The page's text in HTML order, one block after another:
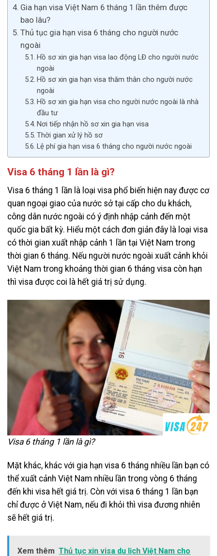
Gia hạn visa Việt Nam 6 tháng 1 lần thêm được
bao lâu?
Thủ tục gia hạn visa 6 tháng cho người nước
ngoài
Hồ sơ xin gia hạn visa lao động LĐ cho người nước
ngoài
Hồ sơ xin gia hạn visa thăm thân cho người nước
ngoài
Hồ sơ xin gia hạn visa cho người nước ngoài là nhà
đầu tư
Nơi tiếp nhận hồ sơ xin gia hạn visa
Thời gian xử lý hồ sơ
Lệ phí gia hạn visa 6 tháng cho người nước ngoài
Visa 6 tháng 1 lần là gì?
Visa 6 tháng 1 lần là loại visa phổ biến hiện nay được cơ
quan ngoại giao của nước sở tại cấp cho du khách,
công dân nước ngoài có ý định nhập cảnh đến một
quốc gia bất kỳ. Hiểu một cách đơn giản đây là loại visa
có thời gian xuất nhập cảnh 1 lần tại Việt Nam trong
thời gian 6 tháng. Nếu người nước ngoài xuất cảnh khỏi
Việt Nam trong khoảng thời gian 6 tháng visa còn hạn
thì visa được coi là hết giá trị sử dụng.
Visa 6 tháng 1 lần là gì?
Mặt khác, khác với gia hạn visa 6 tháng nhiều lần bạn có
thể xuất cảnh Việt Nam nhiều lần trong vòng 6 tháng
đến khi visa hết giá trị. Còn với visa 6 tháng 1 lần bạn
chỉ được ở Việt Nam, nếu đi khỏi thì visa đương nhiên
sẽ hết giá trị.
Xem thêm Thủ tục xin visa du lịch Việt Nam cho